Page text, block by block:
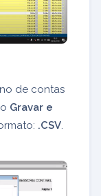
de contas
Gravar e
.CSV.